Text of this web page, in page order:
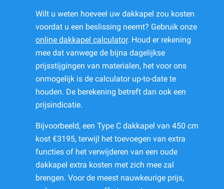
Wilt u weten hoeveel uw dakkapel zou kosten
voordat u een beslissing neemt? Gebruik onze
online dakkapel calculator. Houd er rekening
mee dat vanwege de bijna dagelijkse
prijsstijgingen van materialen, het voor ons
onmogelijk is de calculator up-to-date te
houden. De berekening betreft dan ook een
prijsindicatie.
Bijvoorbeeld, een Type C dakkapel van 450 cm
kost €3195, terwijl het toevoegen van extra
functies of het verwijderen van een oude
dakkapel extra kosten met zich mee zal
brengen. Voor de meest nauwkeurige prijs,